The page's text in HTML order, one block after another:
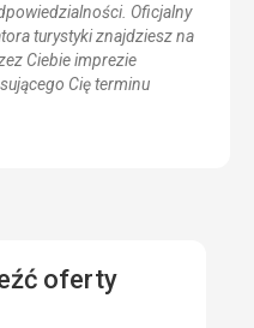
Oficjalny
turystyki znajdziesz na
Ciebie imprezie
Cię terminu
oferty